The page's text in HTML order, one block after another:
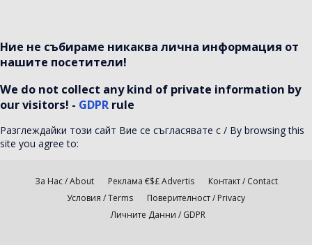
Ние не събираме никаква лична информация от
нашите посетители!
We do not collect any kind of private information by
our visitors! - GDPR rule
Разглеждайки този сайт Вие се съгласявате с / By browsing this
site you agree to:
За Нас / About Реклама €$£ Advertis
Контакт / Contact
Условия / Terms
Поверителност / Privacy
Личните Данни / GDPR